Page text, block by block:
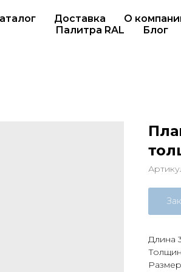
Доставка О
Палитра RAL
Блог
Длина